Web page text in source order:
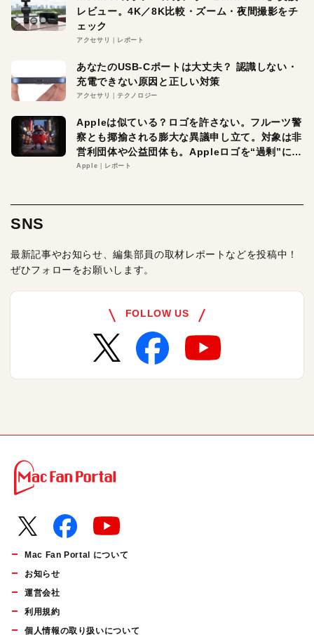
レビュー。4K／8K比較・ズーム・夜間撮影をチ
ェック
アクセサリ レポート
あなたのUSB-Cポートは大丈夫？ 認識しない・
充電できない原因と正しい対策
アクセサリ テクノロジー
Appleは似ている？ロゴを許さない。フルーツ警
察とも揶揄される膨大な異議申し立て。対象は非
営利団体や公益団体も。Appleロゴを“過剰”に守
る理由とは
Apple レポート
SNS
最新記事やお知らせ、編集部員の取材レポートなどを投稿中！
ぜひフォローをお願いします。
FOLLOW US
Mac Fan Portal について
お知らせ
運営会社
利用規約
個人情報の取り扱いについて